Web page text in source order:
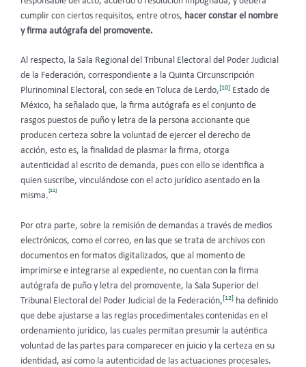
cumplir con ciertos requisitos, entre otros, hacer constar el nombre
y firma autógrafa del promovente.
Al respecto, la Sala Regional del Tribunal Electoral del Poder Judicial
de la Federación, correspondiente a la Quinta Circunscripción
Plurinominal Electoral, con sede en Toluca de Lerdo,[10] Estado de
México, ha señalado que, la firma autógrafa es el conjunto de
rasgos puestos de puño y letra de la persona accionante que
producen certeza sobre la voluntad de ejercer el derecho de
acción, esto es, la finalidad de plasmar la firma, otorga
autenticidad al escrito de demanda, pues con ello se identifica a
quien suscribe, vinculándose con el acto jurídico asentado en la
misma.
[11]
Por otra parte, sobre la remisión de demandas a través de medios
electrónicos, como el correo, en las que se trata de archivos con
documentos en formatos digitalizados, que al momento de
imprimirse e integrarse al expediente, no cuentan con la firma
autógrafa de puño y letra del promovente, la Sala Superior del
Tribunal Electoral del Poder Judicial de la Federación,[12] ha definido
que debe ajustarse a las reglas procedimentales contenidas en el
ordenamiento jurídico, las cuales permitan presumir la auténtica
voluntad de las partes para comparecer en juicio y la certeza en su
identidad, así como la autenticidad de las actuaciones procesales.